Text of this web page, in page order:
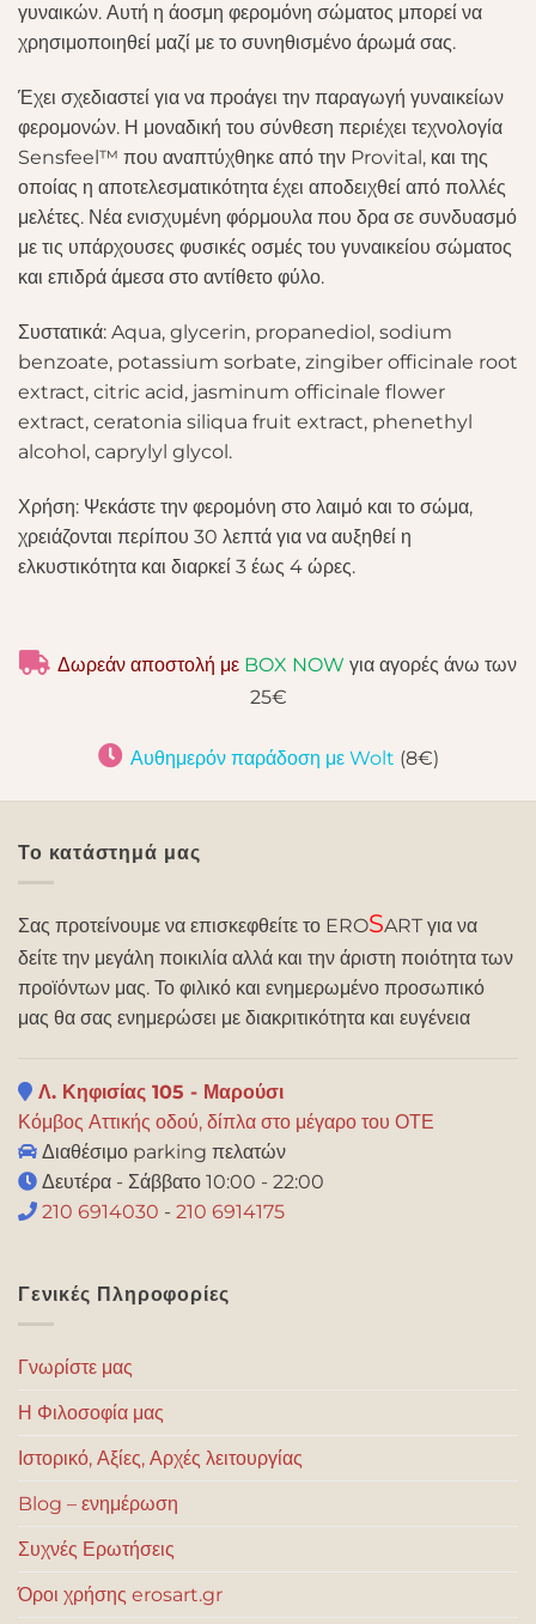
γυναικών. Αυτή η άοσμη φερομόνη σώματος μπορεί να
χρησιμοποιηθεί μαζί με το συνηθισμένο άρωμά σας.
Έχει σχεδιαστεί για να προάγει την παραγωγή γυναικείων
φερομονών. Η μοναδική του σύνθεση περιέχει τεχνολογία
Sensfeel™ που αναπτύχθηκε από την Provital, και της
οποίας η αποτελεσματικότητα έχει αποδειχθεί από πολλές
μελέτες. Νέα ενισχυμένη φόρμουλα που δρα σε συνδυασμό
με τις υπάρχουσες φυσικές οσμές του γυναικείου σώματος
και επιδρά άμεσα στο αντίθετο φύλο.
Συστατικά: Aqua, glycerin, propanediol, sodium
benzoate, potassium sorbate, zingiber officinale root
extract, citric acid, jasminum officinale flower
extract, ceratonia siliqua fruit extract, phenethyl
alcohol, caprylyl glycol.
Χρήση: Ψεκάστε την φερομόνη στο λαιμό και το σώμα,
χρειάζονται περίπου 30 λεπτά για να αυξηθεί η
ελκυστικότητα και διαρκεί 3 έως 4 ώρες.
Δωρεάν αποστολή με BOX NOW για αγορές άνω των
25€
Αυθημερόν παράδοση με Wolt (8€)
Το κατάστημά μας
Σας προτείνουμε να επισκεφθείτε το EROSART για να
δείτε την μεγάλη ποικιλία αλλά και την άριστη ποιότητα των
προϊόντων μας. Το φιλικό και ενημερωμένο προσωπικό
μας θα σας ενημερώσει με διακριτικότητα και ευγένεια
Λ. Κηφισίας 105 - Μαρούσι
Κόμβος Αττικής οδού, δίπλα στο μέγαρο του ΟΤΕ
Διαθέσιμο parking πελατών
Δευτέρα - Σάββατο 10:00 - 22:00
210 6914030 - 210 6914175
Γενικές Πληροφορίες
Γνωρίστε μας
Η Φιλοσοφία μας
Ιστορικό, Αξίες, Αρχές λειτουργίας
Blog – ενημέρωση
Συχνές Ερωτήσεις
Όροι χρήσης erosart.gr